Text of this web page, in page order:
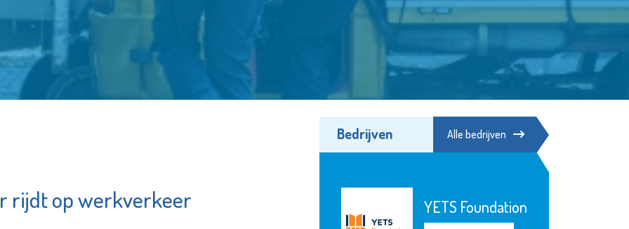
rijdt op werkverkeer
Bedrijven Alle bedrijven
YETS Foundation
Herbergier
Schiedam